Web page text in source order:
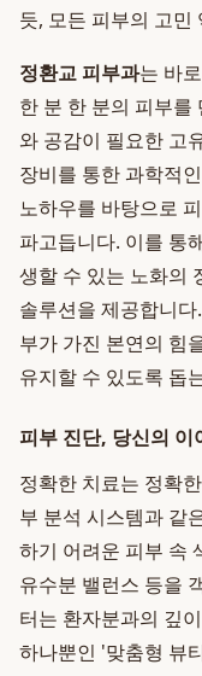
듯, 모든 피부의 고민
정환교 피부과는 바
한 분 한 분의 피부를
와 공감이 필요한 고
장비를 통한 과학적
노하우를 바탕으로
파고듭니다. 이를 통
생할 수 있는 노화의
솔루션을 제공합니
부가 가진 본연의 힘
유지할 수 있도록 돕
피부 진단, 당신의 이
정확한 치료는 정확
부 분석 시스템과 같
하기 어려운 피부 속
유수분 밸런스 등을
터는 환자분과의 깊
하나뿐인 '맞춤형 뷰